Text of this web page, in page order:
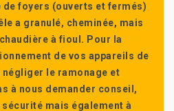
foyers (ouverts et fermés)
a granulé, cheminée, mais
à fioul. Pour la
de vos appareils de
le ramonage et
à nous demander conseil,
mais également à